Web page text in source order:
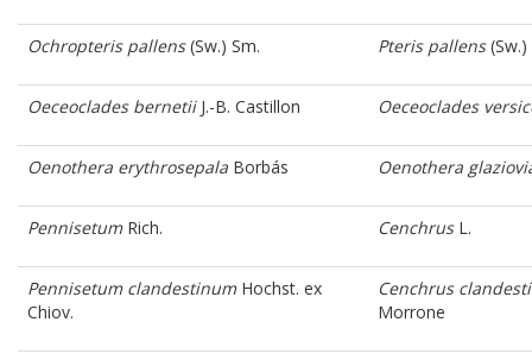
Ochropteris pallens(Sw.) Sm. Pteris pallens(Sw.)
Oeceoclades bernetiiJ.-B. Castillon Oeceoclades
Oenothera erythrosepala Borbás Oenothera
PennisetumRich. CenchrusL.
Pennisetum clandestinumHochst. ex
Chiov.
Cenchrus
Morrone